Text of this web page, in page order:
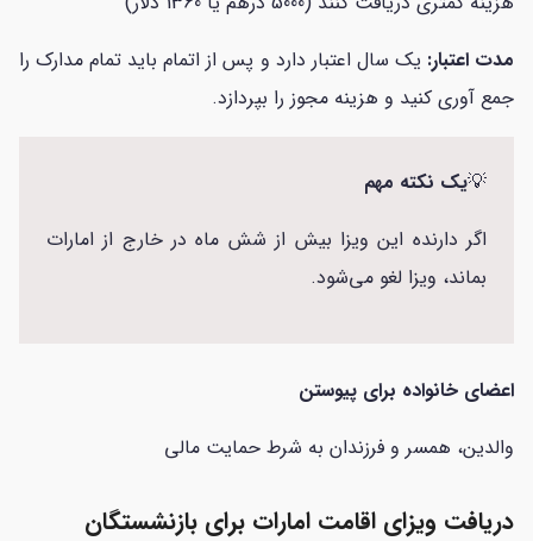
مدت اعتبار: یک سال اعتبار دارد و پس از اتمام باید تمام مدارک را
جمع آوری کنید و هزینه مجوز را بپردازد.
💡یک نکته مهم
اگر دارنده این ویزا بیش از شش ماه در خارج از امارات
بماند، ویزا لغو می‌شود.
اعضای خانواده برای پیوستن
والدین، همسر و فرزندان به شرط حمایت مالی
دریافت ویزای اقامت امارات برای بازنشستگان